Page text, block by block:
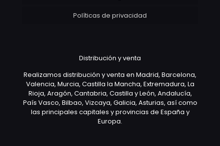
Políticas de privacidad
Distribución y venta
Realizamos distribución y venta en Madrid, Barcelona,
Valencia, Murcia, Castilla la Mancha, Extremadura, La
Rioja, Aragón, Cantabria, Castilla y León, Andalucía,
País Vasco, Bilbao, Vizcaya, Galicia, Asturias, así como
las principales capitales y provincias de España y
Europa.